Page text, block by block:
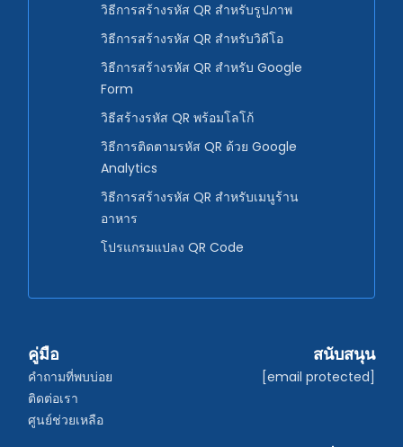
วิธีการสร้างรหัส QR สำหรับรูปภาพ
วิธีการสร้างรหัส QR สำหรับวิดีโอ
วิธีการสร้างรหัส QR สำหรับ Google
Form
วิธีสร้างรหัส QR พร้อมโลโก้
วิธีการติดตามรหัส QR ด้วย Google
Analytics
วิธีการสร้างรหัส QR สำหรับเมนูร้าน
อาหาร
โปรแกรมแปลง QR Code
คู่มือ
คำถามที่พบบ่อย
ติดต่อเรา
ศูนย์ช่วยเหลือ
สนับสนุน
[email protected]